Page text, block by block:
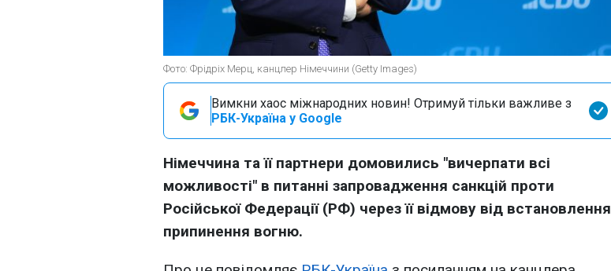
Фото: Фрідріх Мерц, канцлер Німеччини (Getty Images)
Вимкни хаос міжнародних новин! Отримуй тільки важливе з
РБК-Україна у Google
Німеччина та її партнери домовились "вичерпати всі
можливості" в питанні запровадження санкцій проти
Російської Федерації (РФ) через її відмову від встановлення
припинення вогню.